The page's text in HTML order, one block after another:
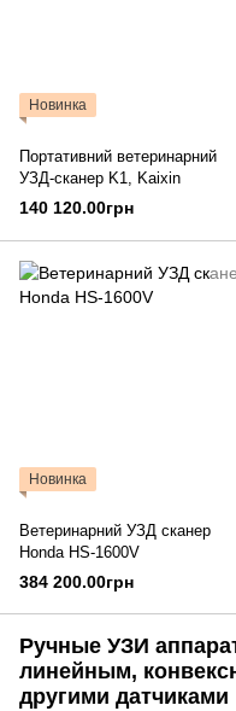
Новинка
Портативний ветеринарний
УЗД-сканер K1, Kaixin
140 120.00грн
Новинка
Ветеринарний УЗД сканер
Honda HS-1600V
384 200.00грн
Ручные УЗИ
линейным,
другими датчиками